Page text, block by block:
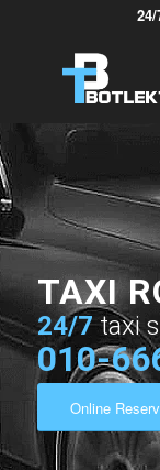
TAXI
24/7 taxi
010-
Online